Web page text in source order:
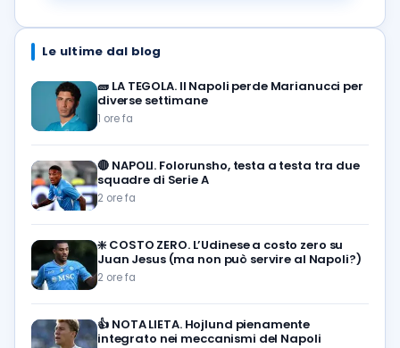
Le ultime dal blog
🧱 LA TEGOLA. Il Napoli perde Marianucci per
diverse settimane
1 ore fa
🔴 NAPOLI. Folorunsho, testa a testa tra due
squadre di Serie A
2 ore fa
❇️ COSTO ZERO. L’Udinese a costo zero su
Juan Jesus (ma non può servire al Napoli?)
2 ore fa
👍 NOTA LIETA. Hojlund pienamente
integrato nei meccanismi del Napoli